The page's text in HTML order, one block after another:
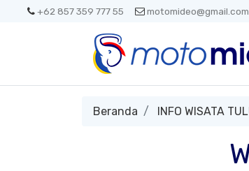
+62 857 359 777 55 motomideo@gmail.com
Beranda INFO WISATA